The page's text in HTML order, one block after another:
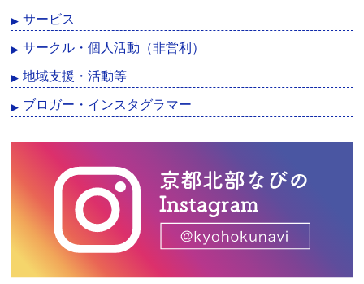
サービス
サークル・個人活動（非営利）
地域支援・活動等
ブロガー・インスタグラマー